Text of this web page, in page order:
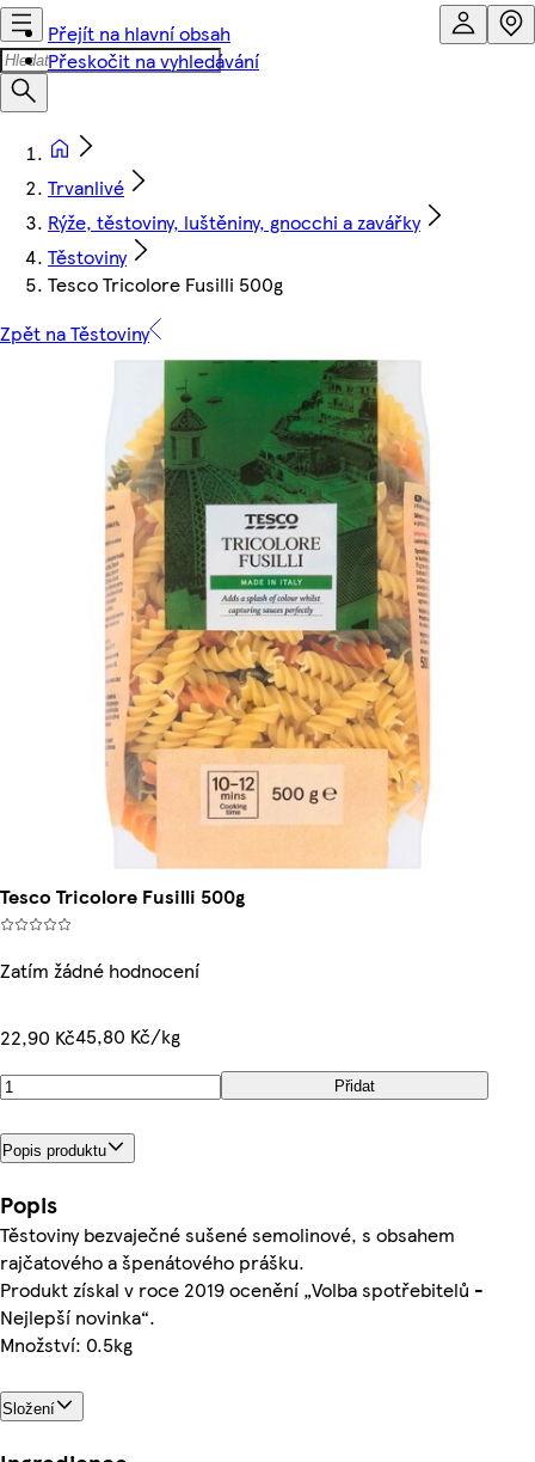
Přejít na hlavní obsah
Přeskočit na vyhledávání
Trvanlivé
Rýže, těstoviny, luštěniny, gnocchi a zavářky
Těstoviny
Tesco Tricolore Fusilli 500g
Zpět na Těstoviny
Tesco Tricolore Fusilli 500g
Zatím žádné hodnocení
22,90 Kč45,80 Kč/kg
Přidat
Popis produktu
Popis
Těstoviny bezvaječné sušené semolinové, s obsahem
rajčatového a špenátového prášku.
Produkt získal v roce 2019 ocenění „Volba spotřebitelů -
Nejlepší novinka“.
Množství: 0.5kg
Složení